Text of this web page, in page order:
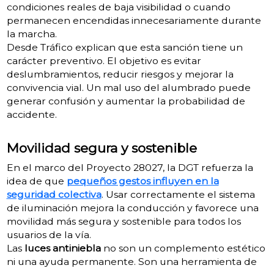
condiciones reales de baja visibilidad o cuando
permanecen encendidas innecesariamente durante
la marcha.
Desde Tráfico explican que esta sanción tiene un
carácter preventivo. El objetivo es evitar
deslumbramientos, reducir riesgos y mejorar la
convivencia vial. Un mal uso del alumbrado puede
generar confusión y aumentar la probabilidad de
accidente.
Movilidad segura y sostenible
En el marco del Proyecto 28027, la DGT refuerza la
idea de que pequeños gestos influyen en la
seguridad colectiva. Usar correctamente el sistema
de iluminación mejora la conducción y favorece una
movilidad más segura y sostenible para todos los
usuarios de la vía.
Las luces antinieblano son un complemento estético
ni una ayuda permanente. Son una herramienta de